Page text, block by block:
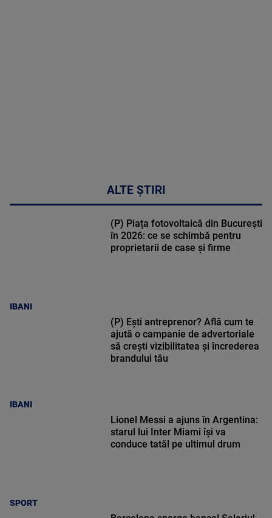
ALTE ȘTIRI
IBANI
(P) Piața fotovoltaică din București
în 2026: ce se schimbă pentru
proprietarii de case și firme
IBANI
(P) Ești antreprenor? Află cum te
ajută o campanie de advertoriale
să crești vizibilitatea și încrederea
brandului tău
SPORT
Lionel Messi a ajuns în Argentina:
starul lui Inter Miami își va
conduce tatăl pe ultimul drum